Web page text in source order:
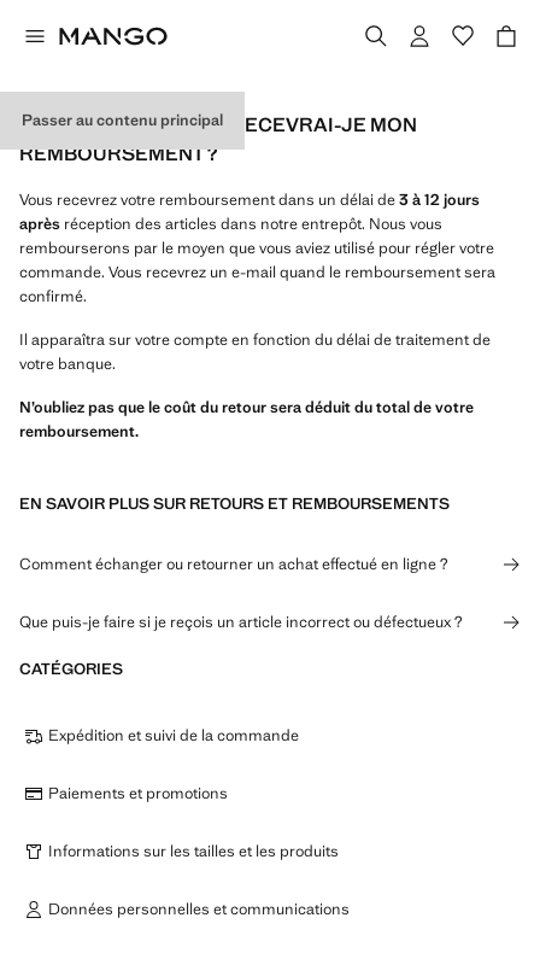
Passer au contenu principal
COMMENT ET QUAND RECEVRAI-JE MON
REMBOURSEMENT ?
Vous recevrez votre remboursement dans un délai de3 à 12 jours
après réception des articles dans notre entrepôt. Nous vous
rembourserons par le moyen que vous aviez utilisé pour régler votre
commande. Vous recevrez un e-mail quand le remboursement sera
confirmé.
Il apparaîtra sur votre compte en fonction du délai de traitement de
votre banque.
N’oubliez pas que le coût du retour sera déduit du total de votre
remboursement.
EN SAVOIR PLUS SUR RETOURS ET REMBOURSEMENTS
Comment échanger ou retourner un achat effectué en ligne ?
Que puis-je faire si je reçois un article incorrect ou défectueux ?
CATÉGORIES
Expédition et suivi de la commande
Paiements et promotions
Informations sur les tailles et les produits
Données personnelles et communications